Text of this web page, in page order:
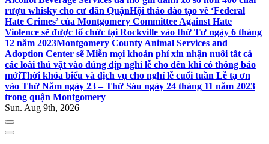
rượu whisky cho cư dân QuậnHội thảo đào tạo về ‘Federal
Hate Crimes’ của Montgomery Committee Against Hate
Violence sẽ được tổ chức tại Rockville vào thứ Tư ngày 6 tháng
12 năm 2023Montgomery County Animal Services and
Adoption Center sẽ Miễn mọi khoản phí xin nhận nuôi tất cả
các loài thú vật vào đúng dịp nghỉ lễ cho đến khi có thông báo
mớiThời khóa biểu và dịch vụ cho nghỉ lễ cuối tuần Lễ tạ ơn
vào Thứ Năm ngày 23 – Thứ Sáu ngày 24 tháng 11 năm 2023
trong quận Montgomery
Sun. Aug 9th, 2026